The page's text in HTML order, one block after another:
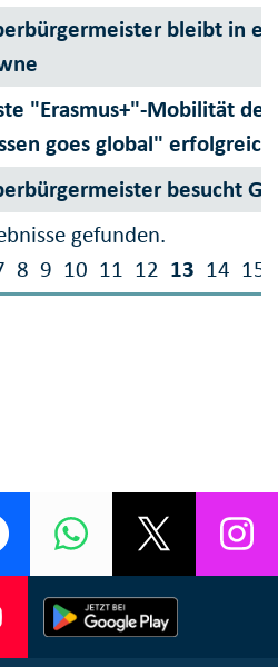
gefunden.
8 9 10 11 12 13 14 15
bleibt in
"Erasmus+"-Mobilität
goes global"
besucht